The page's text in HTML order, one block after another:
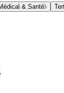
& Santé